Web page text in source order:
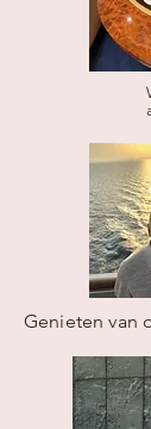
Genieten van